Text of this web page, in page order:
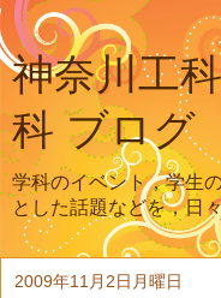
神奈川工
科 ブログ
学科のイベント，学生
とした話題などを，日
2009年11月2日月曜日